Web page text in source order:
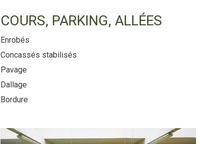
COURS, PARKING, ALLÉES
Enrobés
Concassés stabilisés
Pavage
Dallage
Bordure